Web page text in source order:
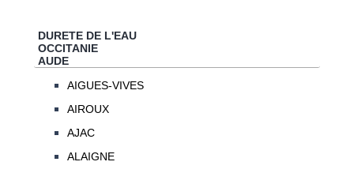
DURETE DE L'EAU
OCCITANIE
AUDE
AIGUES-VIVES
AIROUX
AJAC
ALAIGNE